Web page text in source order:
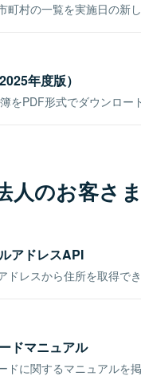
町村の一覧を実施日の新
年度版）
をPDF形式でダウンロー
人のお客さ
アドレスAPI
ドレスから住所を取得で
ドマニュアル
ドに関するマニュアルを掲